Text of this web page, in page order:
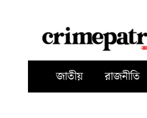
জাতীয় রাজনীতি